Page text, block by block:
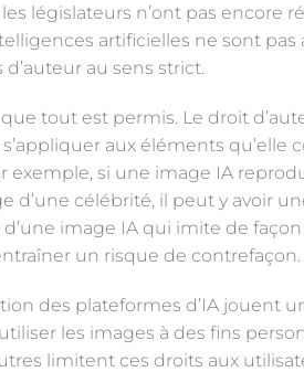
législateurs n’ont pas encore
artificielles ne sont
d’auteur au sens strict.
tout est permis. Le droit
aux éléments qu’elle
exemple, si une image IA
d’une célébrité, il peut y avoir
d’une image IA qui imite de
un risque de contrefaçon.
des plateformes d’IA jouent
les images à des fins
limitent ces droits aux